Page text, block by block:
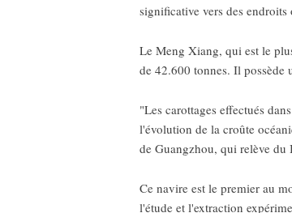
significative vers des
Le Meng Xiang, qui est le
de 42.600 tonnes. Il possède
"Les carottages effectués
l'évolution de la croûte
de Guangzhou, qui relève
Ce navire est le premier au
l'étude et l'extraction